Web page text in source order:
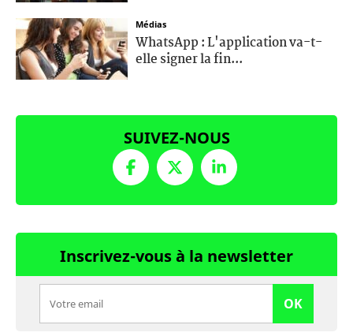
Médias
WhatsApp : L'application va-t-
elle signer la fin...
SUIVEZ-NOUS
Inscrivez-vous à la newsletter
OK